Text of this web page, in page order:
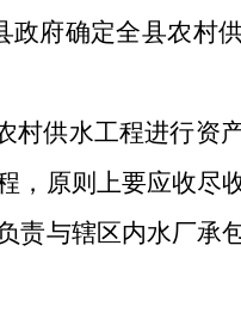
府确定全县农村
村供水工程进行资
，原则上要应收尽
与辖区内水厂承